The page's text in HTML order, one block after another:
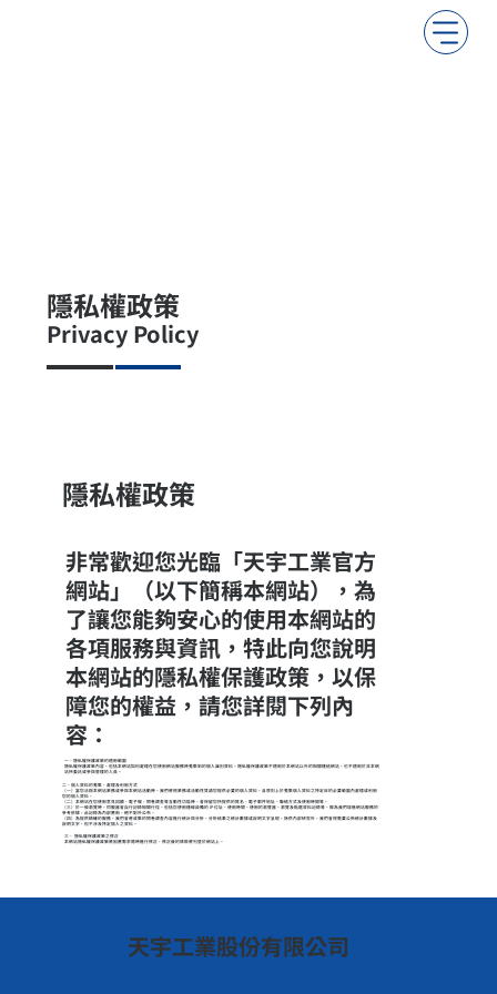
隱私權政策
Privacy Policy
隱私權政策
非常歡迎您光臨「天宇工業官方
網站」（以下簡稱本網站），為
了讓您能夠安心的使用本網站的
各項服務與資訊，特此向您說明
本網站的隱私權保護政策，以保
障您的權益，請您詳閱下列內
容：
一、隱私權保護政策的適用範圍
隱私權保護政策內容，包括本網站如何處理在您使用網站服務時蒐集到的個人識別資料。隱私權保護政策不適用於本網站以外的相關連結網站，也不適用於非本網
站所委託或參與管理的人員。
二、個人資料的蒐集、處理及利用方式
（一）當您洽辦本網站業務或參與本網站活動時，我們將視業務或活動性質請您提供必要的個人資料，且原則上於蒐集個人資料之特定目的必要範圍內處理或利用
您的個人資料。
（二）本網站在您使用意見回饋、電子報、問卷調查等互動性功能時，會保留您所提供的姓名、電子郵件地址、聯絡方式及使用時間等。
（三）於一般瀏覽時，伺服器會自行記錄相關行徑，包括您使用連線設備的 IP 位址、使用時間、使用的瀏覽器、瀏覽及點選資料記錄等，做為我們增進網站服務的
參考依據，此記錄為內部應用，絕不對外公布。
（四）為提供精確的服務，我們會將收集的問卷調查內容進行統計與分析，分析結果之統計數據或說明文字呈現，除供內部研究外，我們會視需要公佈統計數據及
說明文字，但不涉及特定個人之資料。
三、 隱私權保護政策之修正
本網站隱私權保護政策將因應需求隨時進行修正，修正後的條款將刊登於網站上。
​天宇工業股份有限公司